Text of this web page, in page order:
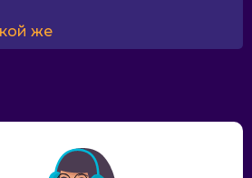
же